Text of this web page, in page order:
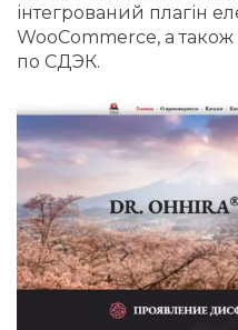
інтегрований плагін
WooCommerce, а
по СДЭК.